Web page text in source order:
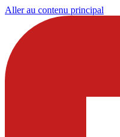
Aller au contenu principal